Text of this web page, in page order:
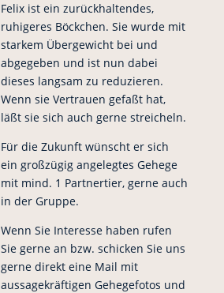
Felix ist ein zurückhaltendes,
ruhigeres Böckchen. Sie wurde mit
starkem Übergewicht bei und
abgegeben und ist nun dabei
dieses langsam zu reduzieren.
Wenn sie Vertrauen gefaßt hat,
läßt sie sich auch gerne streicheln.
Für die Zukunft wünscht er sich
ein großzügig angelegtes Gehege
mit mind. 1 Partnertier, gerne auch
in der Gruppe.
Wenn Sie Interesse haben rufen
Sie gerne an bzw. schicken Sie uns
gerne direkt eine Mail mit
aussagekräftigen Gehegefotos und